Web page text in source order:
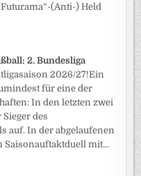
(Anti-) Held
2. Bundesliga
2026/27!Ein
für eine der
In den letzten zwei
des
auf. In der abgelaufenen
Saisonauftaktduell mit...